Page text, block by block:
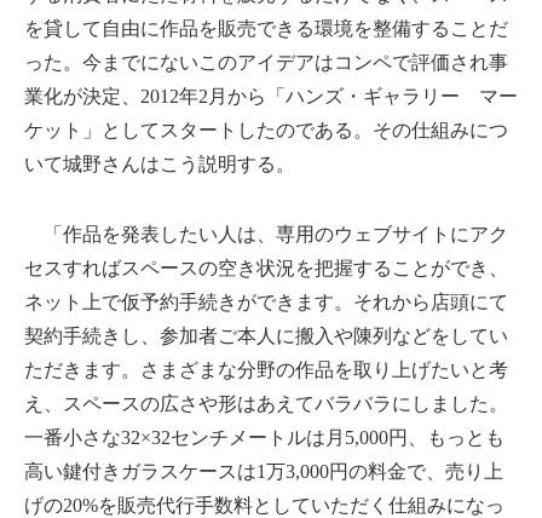
を貸して自由に作品を販売できる環境を整備することだ
った。今までにないこのアイデアはコンペで評価され事
業化が決定、2012年2月から「ハンズ・ギャラリー マー
ケット」としてスタートしたのである。その仕組みにつ
いて城野さんはこう説明する。
「作品を発表したい人は、専用のウェブサイトにアク
セスすればスペースの空き状況を把握することができ、
ネット上で仮予約手続きができます。それから店頭にて
契約手続きし、参加者ご本人に搬入や陳列などをしてい
ただきます。さまざまな分野の作品を取り上げたいと考
え、スペースの広さや形はあえてバラバラにしました。
一番小さな32×32センチメートルは月5,000円、もっとも
高い鍵付きガラスケースは1万3,000円の料金で、売り上
げの20%を販売代行手数料としていただく仕組みになっ